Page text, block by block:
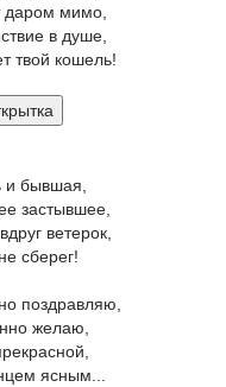
даром мимо,
в душе,
твой кошель!
и бывшая,
застывшее,
ветерок,
сберег!
поздравляю,
желаю,
ясным...